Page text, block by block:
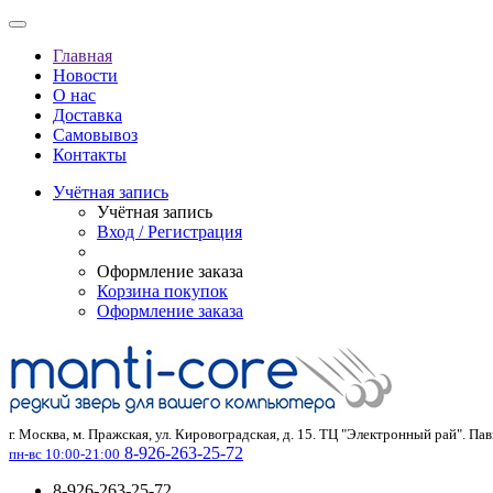
Главная
Новости
О нас
Доставка
Самовывоз
Контакты
Учётная запись
Учётная запись
Вход / Регистрация
Оформление заказа
Корзина покупок
Оформление заказа
г. Москва, м. Пражская, ул. Кировоградская, д. 15. ТЦ "Электронный рай".
пн-вс 10:00-21:00 8-926-263-25-72